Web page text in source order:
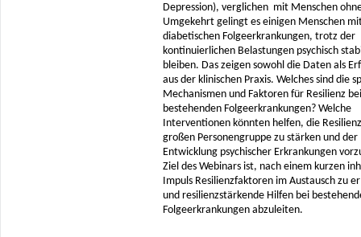
Depression), verglichen mit Menschen
Umgekehrt gelingt es einigen Menschen
diabetischen Folgeerkrankungen, trotz der
kontinuierlichen Belastungen psychisch
bleiben. Das zeigen sowohl die Daten als
aus der klinischen Praxis. Welches sind die
Mechanismen und Faktoren für Resilienz bei
bestehenden Folgeerkrankungen? Welche
Interventionen könnten helfen, die
großen Personengruppe zu stärken und der
Entwicklung psychischer Erkrankungen
Ziel des Webinars ist, nach einem kurzen
Impuls Resilienzfaktoren im Austausch zu
und resilienzstärkende Hilfen bei
Folgeerkrankungen abzuleiten.